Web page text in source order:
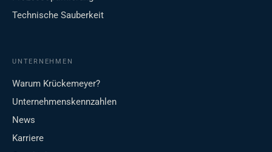
Technische Sauberkeit
UNTERNEHMEN
Warum Krückemeyer?
Unternehmenskennzahlen
News
Karriere